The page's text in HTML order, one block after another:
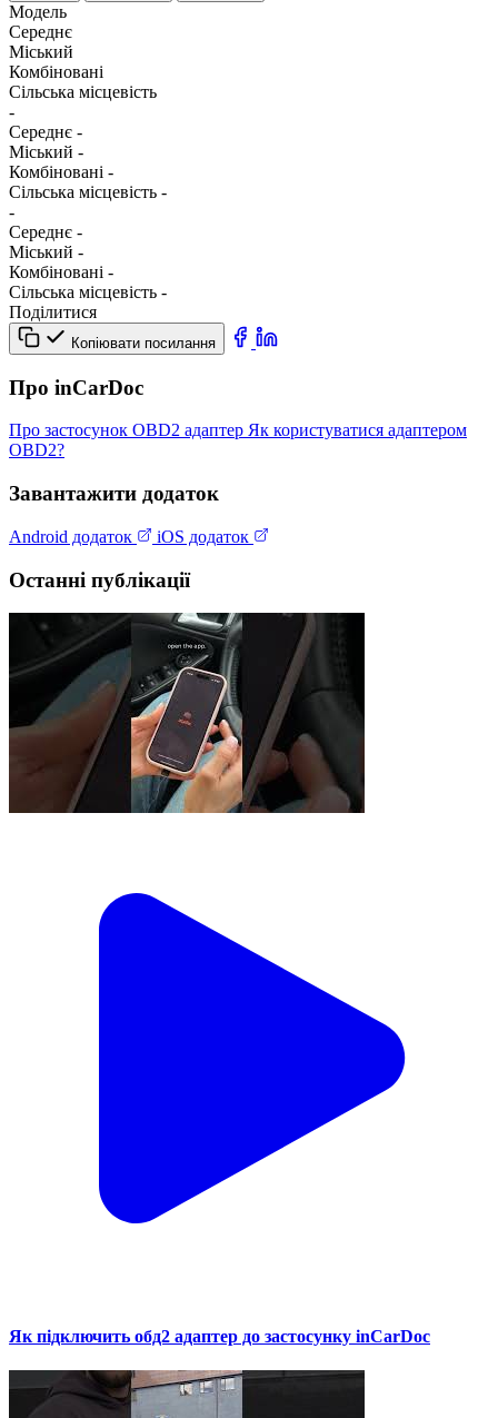
Модель
Середнє
Міський
Комбіновані
Сільська місцевість
-
Середнє -
Міський -
Комбіновані -
Сільська місцевість -
-
Середнє -
Міський -
Комбіновані -
Сільська місцевість -
Поділитися
Копіювати посилання
Про inCarDoc
Про застосунок OBD2 адаптер Як користуватися адаптером
OBD2?
Завантажити додаток
Android додаток iOS додаток
Останні публікації
Як підключить обд2 адаптер до застосунку inCarDoc